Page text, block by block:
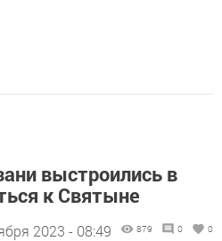
выстроились в
к Святыне
2023 - 08:49 879 0 0